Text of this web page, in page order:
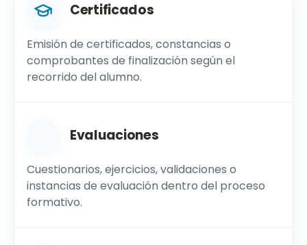
Certificados
Emisión de certificados, constancias o
comprobantes de finalización según el
recorrido del alumno.
Evaluaciones
Cuestionarios, ejercicios, validaciones o
instancias de evaluación dentro del proceso
formativo.